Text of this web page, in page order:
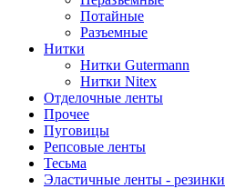
Потайные
Разъемные
Нитки
Нитки Gutermann
Нитки Nitex
Отделочные ленты
Прочее
Пуговицы
Репсовые ленты
Тесьма
Эластичные ленты - резинки